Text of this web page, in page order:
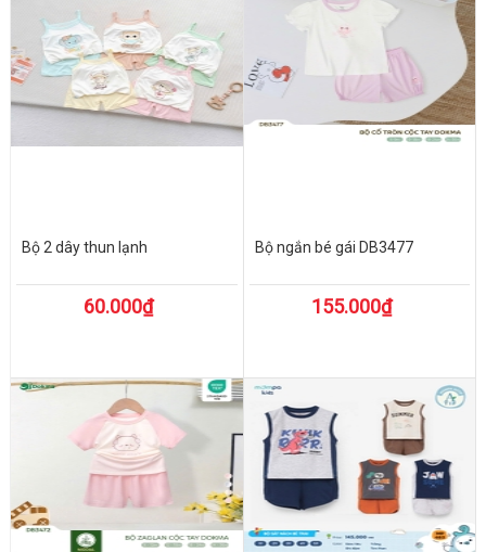
Bộ 2 dây thun lạnh
60.000₫
Bộ ngắn bé gái DB3477
155.000₫